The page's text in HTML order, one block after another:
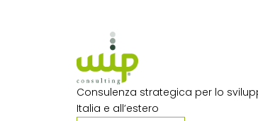
Consulenza strategica per lo
Italia e all’estero​